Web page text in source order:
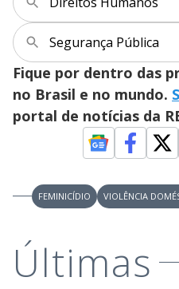
i
Segurança Pública
Fique por dentro das
no Brasil e no mundo.
portal de notícias da
FEMINICÍDIO VIOLÊNCIA
Últimas